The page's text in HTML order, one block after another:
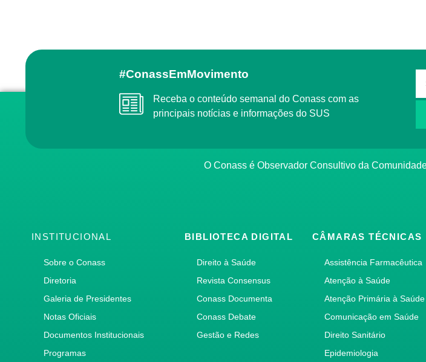
#ConassEmMovimento
Receba o conteúdo semanal do Conass com as
principais notícias e informações do SUS
O Conass é Observador Consultivo da
INSTITUCIONAL
Sobre o Conass
Diretoria
Galeria de Presidentes
Notas Oficiais
Documentos Institucionais
Programas
BIBLIOTECA DIGITAL
Direito à Saúde
Revista Consensus
Conass Documenta
Conass Debate
Gestão e Redes
CÂMARAS TÉCNICAS
Assistência Farmacêutica
Atenção à Saúde
Atenção Primária à Saúde
Comunicação em Saúde
Direito Sanitário
Epidemiologia